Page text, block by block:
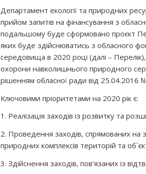
Департамент екології та природних
прийом запитів на фінансування з
подальшому буде сформовано проєкт
яких буде здійснюватись з обласного
середовища в 2020 році (далі –
охорони навколишнього природного
рішенням обласної ради від 25.04.2016
Ключовими пріоритетами на 2020 рік є:
1. Реалізація заходів із розвитку та
2. Проведення заходів, спрямованих
природних комплексів територій та
3. Здійснення заходів, пов’язаних із